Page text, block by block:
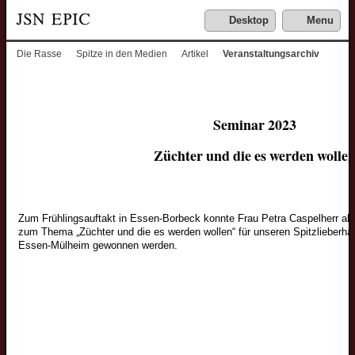
Desktop Menu
Die Rasse Spitze in den Medien Artikel Veranstaltungsarchiv
Seminar 2023
Züchter und die es werden wollen
Zum Frühlingsauftakt in Essen-Borbeck konnte Frau Petra Caspelherr
zum Thema „Züchter und die es werden wollen“ für unseren
Essen-Mülheim gewonnen werden.